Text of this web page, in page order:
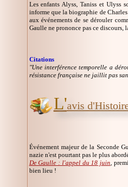
Les enfants Alyss, Taniss et Ulyss
informe que la biographie de
aux événements de se dérouler
Gaulle ne prononce pas ce discours,
Citations
"Une interférence temporelle a
résistance française ne jaillit pas
L'avis
Événement majeur de la Seconde
nazie n'est pourtant pas le plus
De Gaulle : l'appel du 18 juin,
bien lieu !